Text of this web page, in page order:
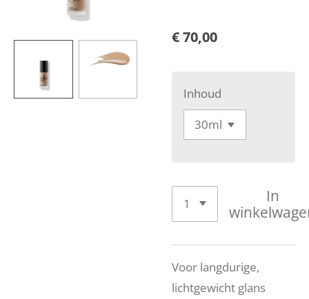
€ 70,00
Inhoud
In
Voor langdurige,
lichtgewicht glans